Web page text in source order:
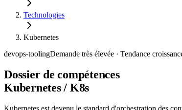
Technologies
Kubernetes
devops-toolingDemande très élevée · Tendance
Dossier de compétences
Kubernetes / K8s
Kubernetes est devenu le standard d'orchestration des